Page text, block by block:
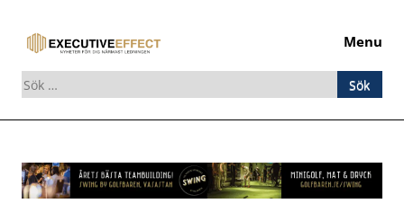
Menu
Sök
efter:
to
content